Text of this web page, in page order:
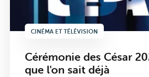
CINÉMA ET TÉLÉVISION
Cérémonie des César
que l'on sait déjà